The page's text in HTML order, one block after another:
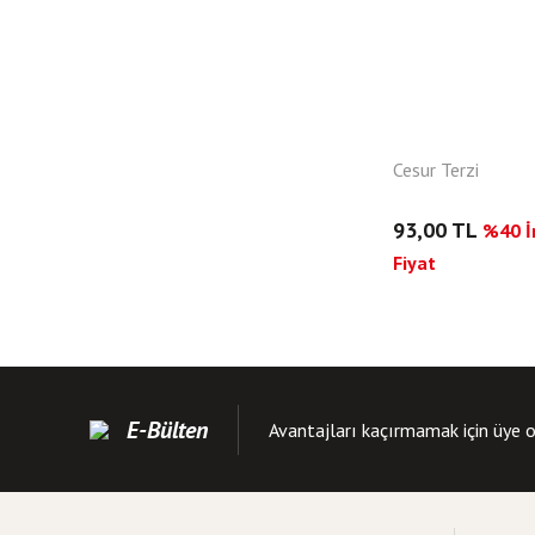
Cesur Terzi
93,00 TL %40
Fiyat
E-Bülten Avantajları kaçırmamak için üye